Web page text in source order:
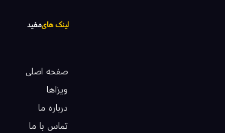
لینک هایمفید
صفحه اصلی
ویزاها
درباره ما
تماس با ما